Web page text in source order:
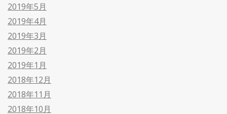
2019年5月
2019年4月
2019年3月
2019年2月
2019年1月
2018年12月
2018年11月
2018年10月